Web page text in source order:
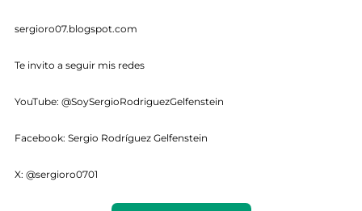
sergioro07.blogspot.com
Te invito a seguir mis redes
YouTube: @SoySergioRodriguezGelfenstein
Facebook: Sergio Rodríguez Gelfenstein
X: @sergioro0701